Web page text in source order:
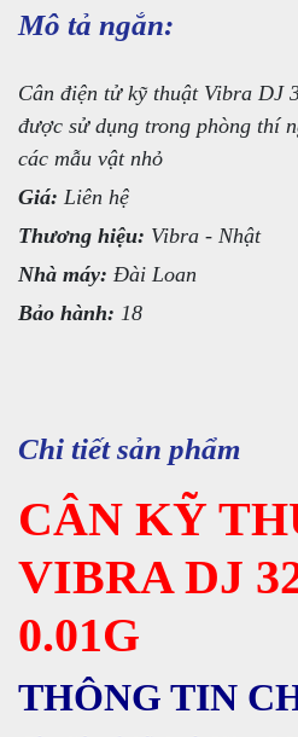
Mô tả ngắn:
Cân điện tử kỹ thuật Vibra DJ
được sử dụng trong phòng thí
các mẫu vật nhỏ
Giá: Liên hệ
Thương hiệu: Vibra - Nhật
Nhà máy: Đài Loan
Bảo hành: 18
Chi tiết sản phẩm
CÂN KỸ
VIBRA DJ
0.01G
THÔNG TIN